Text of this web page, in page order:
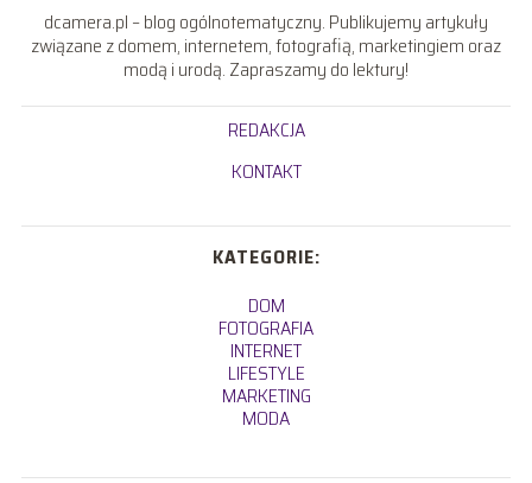
dcamera.pl – blog ogólnotematyczny. Publikujemy artykuły
związane z domem, internetem, fotografią, marketingiem oraz
modą i urodą. Zapraszamy do lektury!
REDAKCJA
KONTAKT
KATEGORIE:
DOM
FOTOGRAFIA
INTERNET
LIFESTYLE
MARKETING
MODA